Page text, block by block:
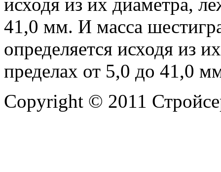
41,0 мм. И масса
определяется исходя из
пределах от 5,0 до 41,0
Copyright © 2011